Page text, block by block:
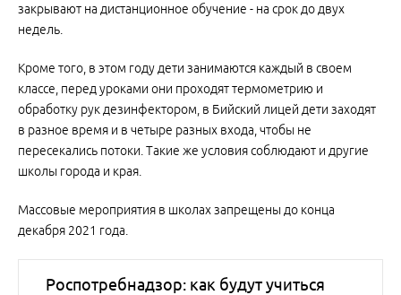
закрывают на дистанционное обучение - на срок до двух
недель.
Кроме того, в этом году дети занимаются каждый в своем
классе, перед уроками они проходят термометрию и
обработку рук дезинфектором, в Бийский лицей дети заходят
в разное время и в четыре разных входа, чтобы не
пересекались потоки. Такие же условия соблюдают и другие
школы города и края.
Массовые мероприятия в школах запрещены до конца
декабря 2021 года.
Роспотребнадзор: как будут учиться